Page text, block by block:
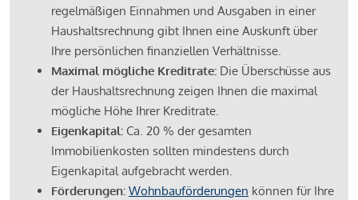
regelmäßigen Einnahmen und Ausgaben in einer
Haushaltsrechnung gibt Ihnen eine Auskunft über
Ihre persönlichen finanziellen Verhältnisse.
Maximal mögliche Kreditrate: Die Überschüsse aus
der Haushaltsrechnung zeigen Ihnen die maximal
mögliche Höhe Ihrer Kreditrate.
Eigenkapital: Ca. 20 % der gesamten
Immobilienkosten sollten mindestens durch
Eigenkapital aufgebracht werden.
Förderungen: Wohnbauförderungen können für Ihre